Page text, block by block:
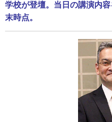
学校が登壇。当日の講演内
末時点。